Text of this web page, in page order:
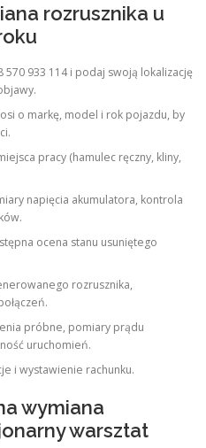
rozrusznika u
570 933 114 i podaj swoją lokalizację
o markę, model i rok pojazdu, by
pracy (hamulec ręczny, kliny,
napięcia akumulatora, kontrola
ocena stanu usuniętego
rozrusznika,
próbne, pomiary prądu
uruchomień.
i wystawienie rachunku.
wymiana
warsztat